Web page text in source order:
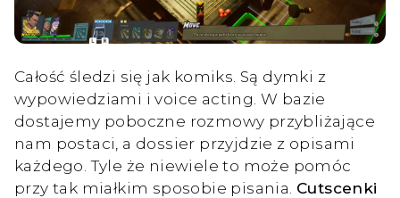
Całość śledzi się jak komiks. Są dymki z
wypowiedziami i voice acting. W bazie
dostajemy poboczne rozmowy przybliżające
nam postaci, a dossier przyjdzie z opisami
każdego. Tyle że niewiele to może pomóc
przy tak miałkim sposobie pisania. Cutscenki